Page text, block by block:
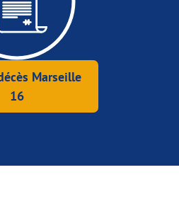
Marseille
16